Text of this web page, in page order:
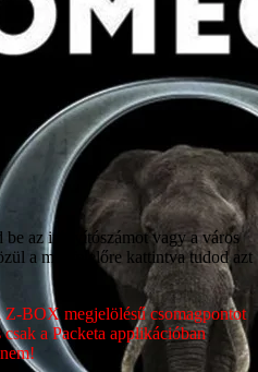
az irányítószámot vagy a város
a megfelelőre kattintva tudod azt
BOX megjelölésű csomagpontot
a Packeta applikációban